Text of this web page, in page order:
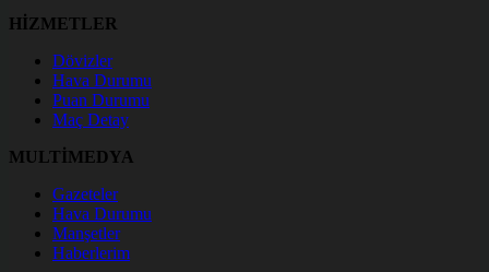
HİZMETLER
Dövizler
Hava Durumu
Puan Durumu
Maç Detay
MULTİMEDYA
Gazeteler
Hava Durumu
Manşetler
Haberlerim